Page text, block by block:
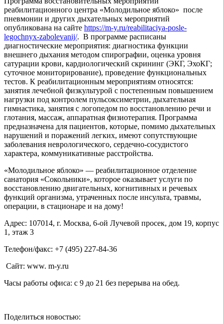
реабилитационного центра «Молодильное яблоко» после
пневмонии и других дыхательных мероприятий
опубликована на сайте https://m-y.ru/reabilitaciya-posle-
legochnyx-zabolevanij/. В программе расписаны
диагностические мероприятия: диагностика функции
внешнего дыхания методом спирографии, оценка уровня
сатурации крови, кардиологический скрининг (ЭКГ, ЭхоКГ;
суточное мониторирование), проведение функциональных
тестов. К реабилитационным мероприятиям относятся:
занятия лечебной физкультурой с постепенным повышением
нагрузки под контролем пульсоксиметрии, дыхательная
гимнастика, занятия с логопедом по восстановлению речи и
глотания, массаж, аппаратная физиотерапия. Программа
предназначена для пациентов, которые, помимо дыхательных
нарушений и поражений легких, имеют сопутствующие
заболевания неврологического, сердечно-сосудистого
характера, коммуникативные расстройства.
«Молодильное яблоко» — реабилитационное отделение
санатория «Сокольники», которое оказывает услуги по
восстановлению двигательных, когнитивных и речевых
функций организма, утраченных после инсульта, травмы,
операции, в стационаре и на дому!
Адрес: 107014, г. Москва, 6-ой Лучевой просек, дом 19, корпус
1, этаж 3
Телефон/факс: +7 (495) 227-84-36
Сайт: www. m-y.ru
Часы работы офиса: с 9 до 21 без перерыва на обед.
Поделиться новостью: